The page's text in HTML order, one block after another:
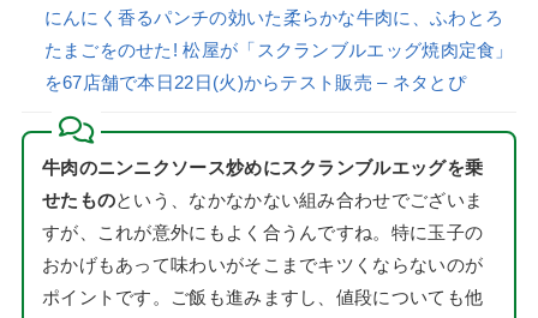
にんにく香るパンチの効いた柔らかな牛肉に、ふわとろ
たまごをのせた! 松屋が「スクランブルエッグ焼肉定食」
を67店舗で本日22日(火)からテスト販売 – ネタとぴ
牛肉のニンニクソース炒めにスクランブルエッグを乗
せたものという、なかなかない組み合わせでございま
すが、これが意外にもよく合うんですね。特に玉子の
おかげもあって味わいがそこまでキツくならないのが
ポイントです。ご飯も進みますし、値段についても他